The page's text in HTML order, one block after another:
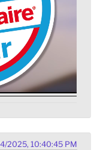
2025, 10:40:45 PM